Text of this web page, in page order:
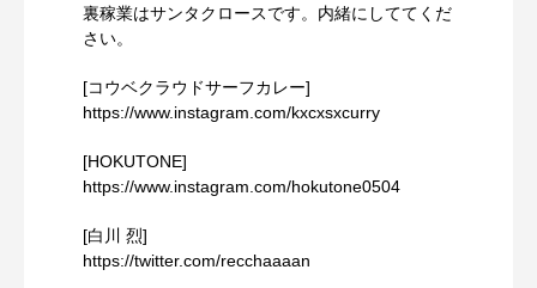
裏稼業はサンタクロースです。内緒にしててくだ
さい。
[コウベクラウドサーフカレー]
https://www.instagram.com/kxcxsxcurry
[HOKUTONE]
https://www.instagram.com/hokutone0504
[白川 烈]
https://twitter.com/recchaaaan